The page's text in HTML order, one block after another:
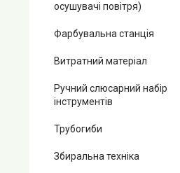
осушувачі повітря)
Фарбувальна станція
Витратний матеріал
Ручний слюсарний набір
інструментів
Трубогиби
Збиральна техніка